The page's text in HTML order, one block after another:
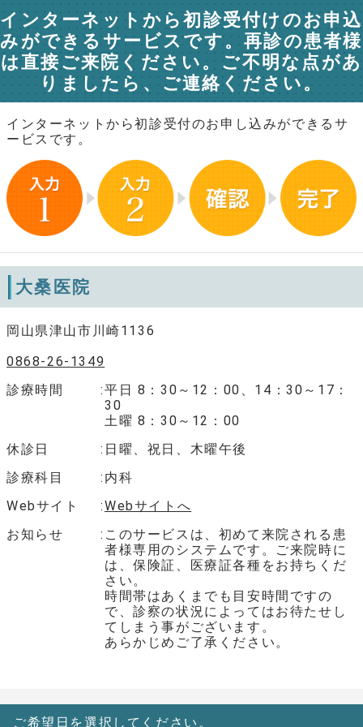
インターネットから初診受付けのお申込
みができるサービスです。再診の患者様
は直接ご来院ください。ご不明な点があ
りましたら、ご連絡ください。
インターネットから初診受付のお申し込みができるサ
ービスです。
大桑医院
岡山県津山市川崎1136
0868-26-1349
診療時間
平日 8：30～12：00、14：30～17：
30
土曜 8：30～12：00
休診日
日曜、祝日、木曜午後
診療科目
内科
Webサイト
Webサイトへ
お知らせ
このサービスは、初めて来院される患
者様専用のシステムです。ご来院時に
は、保険証、医療証各種をお持ちくだ
さい。
時間帯はあくまでも目安時間ですの
で、診察の状況によってはお待たせし
てしまう事がございます。
あらかじめご了承ください。
ご希望日を選択してください。